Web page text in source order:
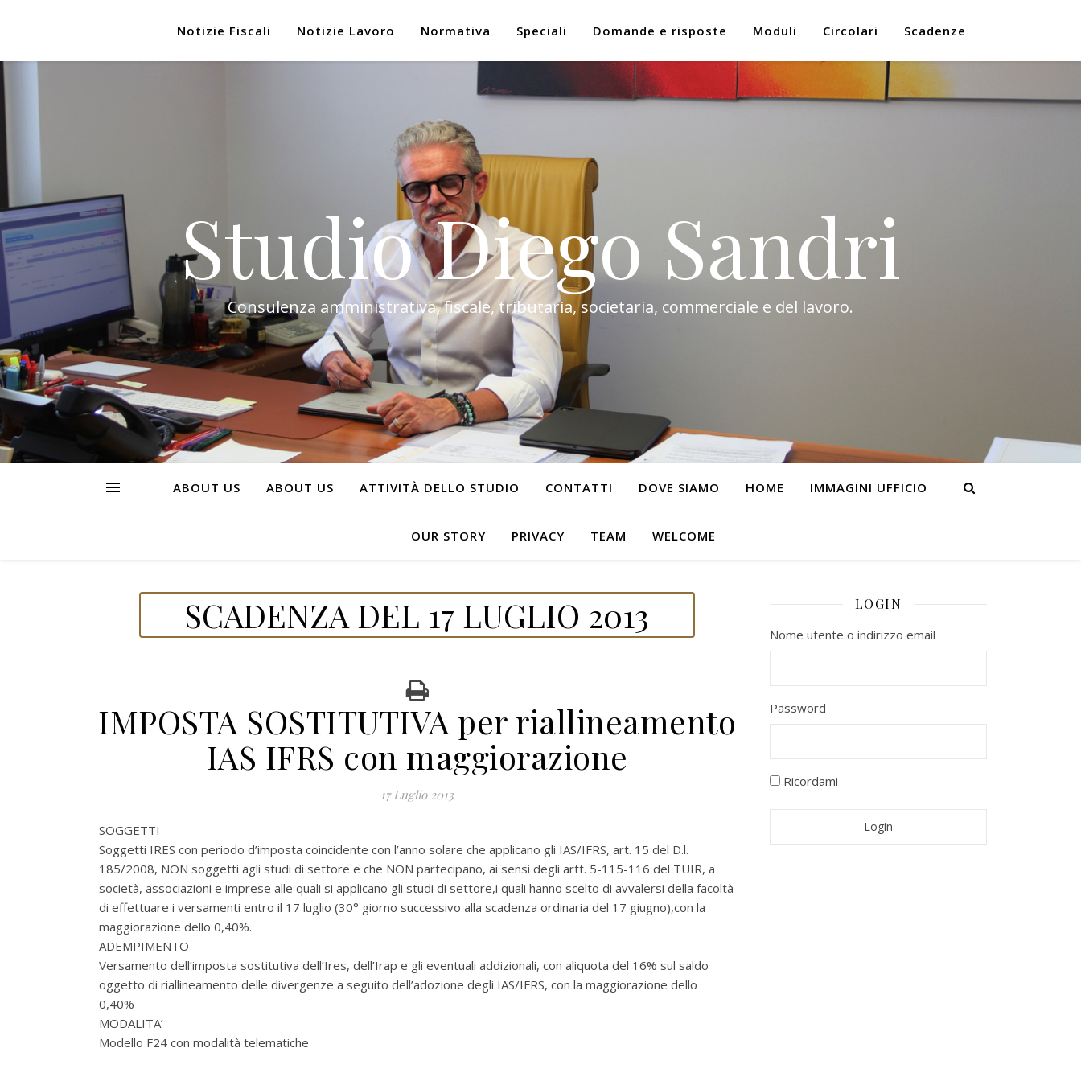
Notizie Fiscali Notizie Lavoro Normativa Speciali Domande e risposte Moduli Circolari Scadenze
Studio Diego Sandri
Consulenza amministrativa, fiscale, tributaria, societaria, commerciale e del lavoro.
ABOUT US ABOUT US ATTIVITÀ DELLO STUDIO CONTATTI DOVE SIAMO HOME IMMAGINI UFFICIO
OUR STORY PRIVACY TEAM WELCOME
SCADENZA DEL 17 LUGLIO 2013
IMPOSTA SOSTITUTIVA per riallineamento
IAS IFRS con maggiorazione
17 Luglio 2013
SOGGETTI
Soggetti IRES con periodo d’imposta coincidente con l’anno solare che applicano gli IAS/IFRS, art. 15 del D.l.
185/2008, NON soggetti agli studi di settore e che NON partecipano, ai sensi degli artt. 5-115-116 del TUIR, a
società, associazioni e imprese alle quali si applicano gli studi di settore,i quali hanno scelto di avvalersi della facoltà
di effettuare i versamenti entro il 17 luglio (30° giorno successivo alla scadenza ordinaria del 17 giugno),con la
maggiorazione dello 0,40%.
ADEMPIMENTO
Versamento dell’imposta sostitutiva dell’Ires, dell’Irap e gli eventuali addizionali, con aliquota del 16% sul saldo
oggetto di riallineamento delle divergenze a seguito dell’adozione degli IAS/IFRS, con la maggiorazione dello
0,40%
MODALITA’
Modello F24 con modalità telematiche
LOGIN
Nome utente o indirizzo email
Password
Ricordami